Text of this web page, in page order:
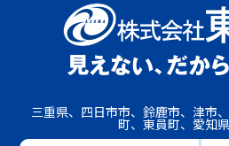
三重県、四日市市、鈴鹿市、津市
町、東員町、愛知